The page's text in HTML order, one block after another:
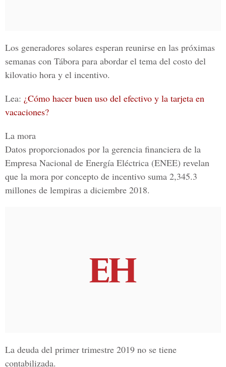
Los generadores solares esperan reunirse en las próximas
semanas con Tábora para abordar el tema del costo del
kilovatio hora y el incentivo.
Lea: ¿Cómo hacer buen uso del efectivo y la tarjeta en
vacaciones?
La mora
Datos proporcionados por la gerencia financiera de la
Empresa Nacional de Energía Eléctrica (ENEE) revelan
que la mora por concepto de incentivo suma 2,345.3
millones de lempiras a diciembre 2018.
La deuda del primer trimestre 2019 no se tiene
contabilizada.